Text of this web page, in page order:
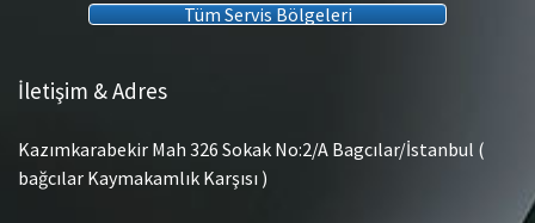
Tüm Servis Bölgeleri
İletişim & Adres
Kazımkarabekir Mah 326 Sokak No:2/A Bagcılar/İstanbul (
bağcılar Kaymakamlık Karşısı )